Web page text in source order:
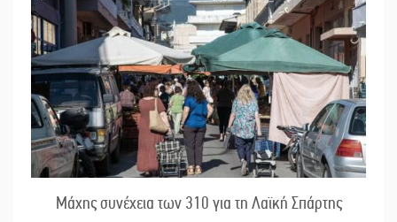
Μάχης συνέχεια των 310 για τη Λαϊκή Σπάρτης